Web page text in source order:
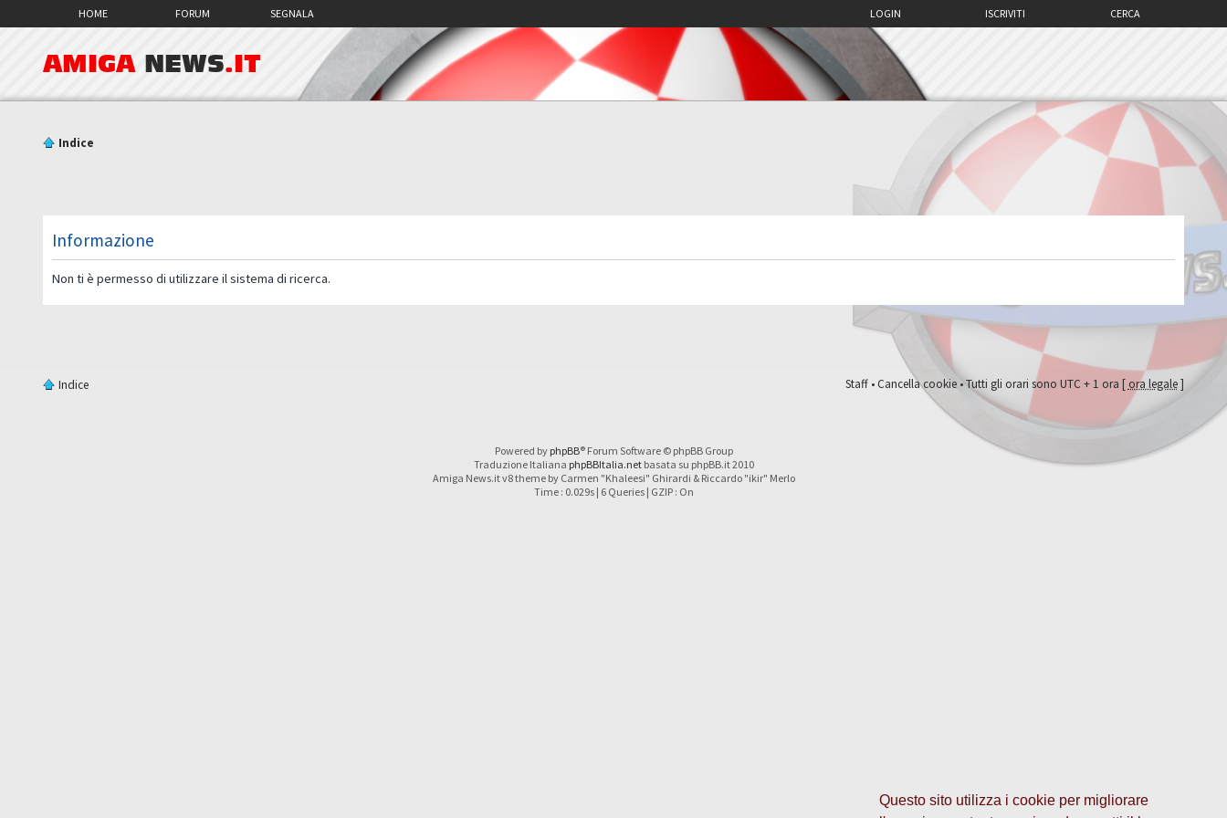
Questo sito utilizza i cookie per migliorare
HOME FORUM SEGNALA CERCA
ISCRIVITI
LOGIN
AMIGA NEWS.IT
Indice
Informazione
Non ti è permesso di utilizzare il sistema di ricerca.
Indice Staff•Cancella cookie• Tutti gli orari sono UTC + 1 ora [ ora legale]
Powered by phpBB® Forum Software © phpBB Group
Traduzione Italiana phpBBItalia.netbasata su phpBB.it 2010
Amiga News.it v8 theme by Carmen "Khaleesi" Ghirardi & Riccardo "ikir" Merlo
Time : 0.029s | 6 Queries | GZIP : On